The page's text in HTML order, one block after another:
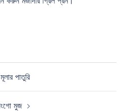
মূলার পাতুরি
মুজ